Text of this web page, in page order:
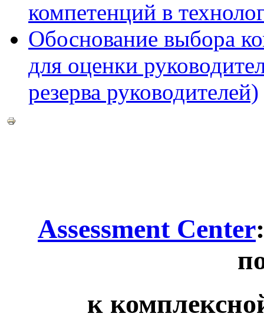
компетенций в
Обоснование выбора
для оценки
резерва руководителей)
Assessment Center
к